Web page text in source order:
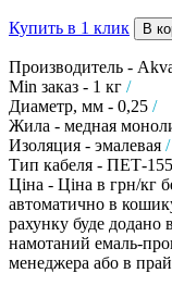
Купить в 1 клик В
Производитель -
Min заказ - 1 кг /
Диаметр, мм - 0,25 /
Жила - медная
Изоляция - эмалевая /
Тип кабеля - ПЕТ-155
Ціна - Ціна в грн/кг
автоматично в
рахунку буде додано
намотаний емаль-
менеджера або в